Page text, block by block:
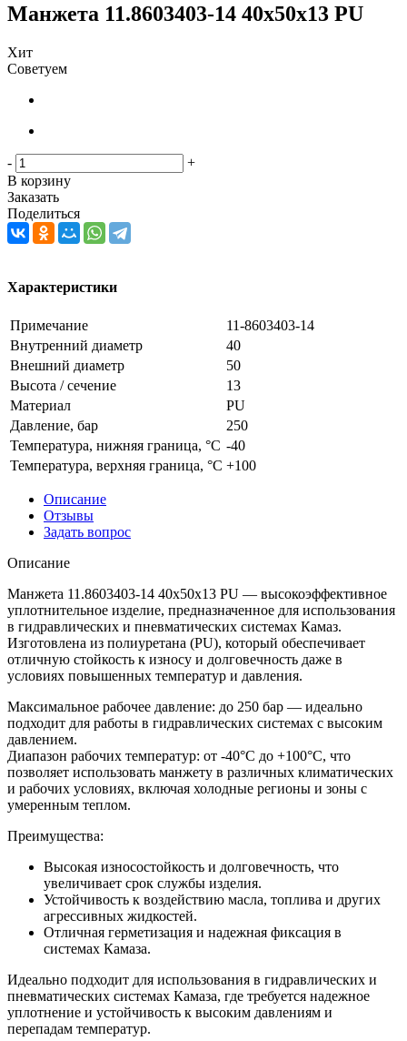
Манжета 11.8603403-14 40x50x13 PU
Хит
Советуем
-
+
В корзину
Заказать
Поделиться
Характеристики
Примечание
11-8603403-14
Внутренний диаметр
40
Внешний диаметр
50
Высота / сечение
13
Материал
PU
Давление, бар
250
Температура, нижняя граница, °C -40
Температура, верхняя граница, °C +100
Описание
Отзывы
Задать вопрос
Описание
Манжета 11.8603403-14 40x50x13 PU — высокоэффективное
уплотнительное изделие, предназначенное для использования
в гидравлических и пневматических системах Камаз.
Изготовлена из полиуретана (PU), который обеспечивает
отличную стойкость к износу и долговечность даже в
условиях повышенных температур и давления.
Максимальное рабочее давление: до 250 бар — идеально
подходит для работы в гидравлических системах с высоким
давлением.
Диапазон рабочих температур: от -40°C до +100°C, что
позволяет использовать манжету в различных климатических
и рабочих условиях, включая холодные регионы и зоны с
умеренным теплом.
Преимущества:
Высокая износостойкость и долговечность, что
увеличивает срок службы изделия.
Устойчивость к воздействию масла, топлива и других
агрессивных жидкостей.
Отличная герметизация и надежная фиксация в
системах Камаза.
Идеально подходит для использования в гидравлических и
пневматических системах Камаза, где требуется надежное
уплотнение и устойчивость к высоким давлениям и
перепадам температур.